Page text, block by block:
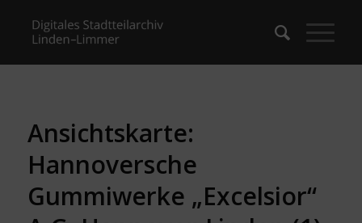
Ansichtskarte:
Hannoversche
Gummiwerke „Excelsior“